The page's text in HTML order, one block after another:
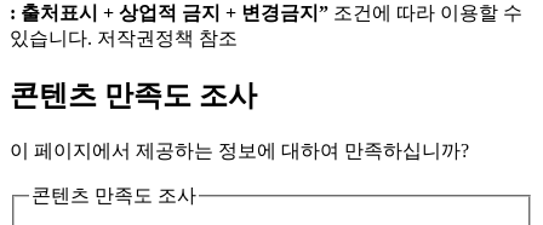
: 출처표시 + 상업적 금지 + 변경금지” 조건에 따라 이용할 수
있습니다. 저작권정책 참조
콘텐츠 만족도 조사
이 페이지에서 제공하는 정보에 대하여 만족하십니까?
콘텐츠 만족도 조사